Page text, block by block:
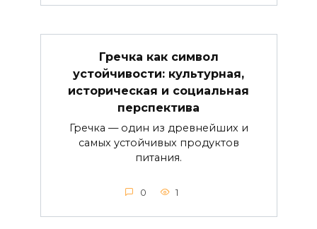
Гречка как символ
устойчивости: культурная,
историческая и социальная
перспектива
Гречка — один из древнейших и
самых устойчивых продуктов
питания.
0 1